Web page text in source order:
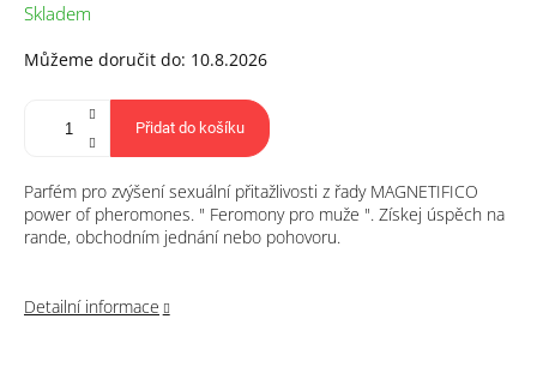
cena:
Skladem
Můžeme doručit do: 10.8.2026
Přidat do košíku
Parfém pro zvýšení sexuální přitažlivosti z řady MAGNETIFICO
power of pheromones. " Feromony pro muže ". Získej úspěch na
rande, obchodním jednání nebo pohovoru.
Detailní informace